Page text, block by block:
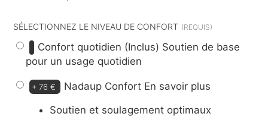
SÉLECTIONNEZ LE NIVEAU DE CONFORT
Confort quotidien (Inclus) Soutien de base
pour un usage quotidien
+76 € Nadaup Confort En savoir plus
Soutien et soulagement optimaux